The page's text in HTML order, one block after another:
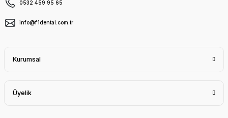
0532 459 95 65
info@f1dental.com.tr
Kurumsal
Üyelik